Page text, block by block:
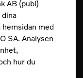
AB (publ)
dina
med
SA. Analysen
hur du